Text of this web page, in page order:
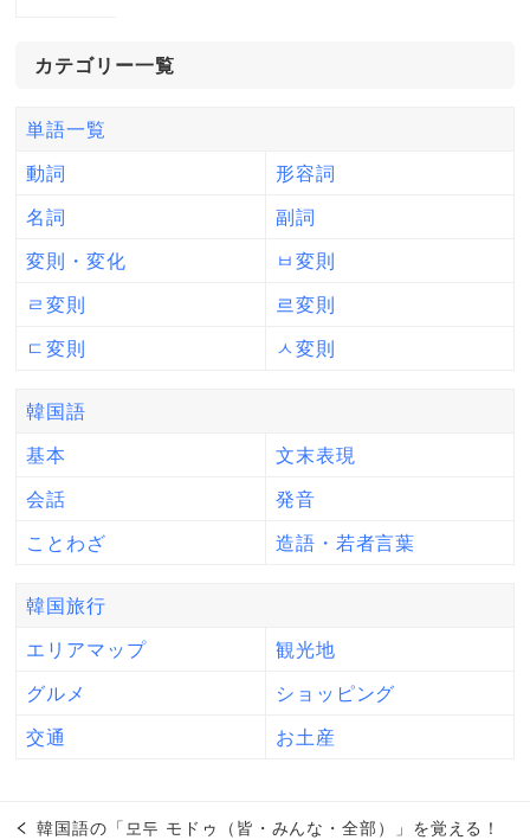
カテゴリー一覧
単語一覧
動詞 形容詞
名詞 副詞
変則・変化 ㅂ変則
ㄹ変則 르変則
ㄷ変則 ㅅ変則
韓国語
基本 文末表現
会話 発音
ことわざ 造語・若者言葉
韓国旅行
エリアマップ 観光地
グルメ ショッピング
交通 お土産
韓国語の「모두 モドゥ（皆・みんな・全部）」を覚える！